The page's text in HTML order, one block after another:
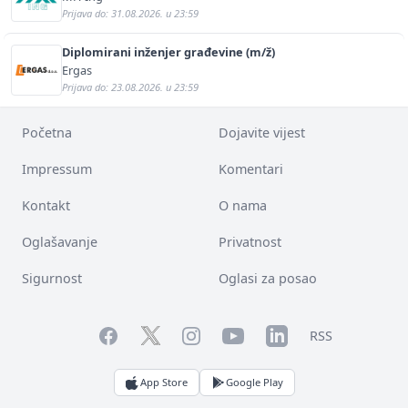
Prijava do: 31.08.2026. u 23:59
Diplomirani inženjer građevine (m/ž)
Ergas
Prijava do: 23.08.2026. u 23:59
Početna Dojavite vijest
Impressum Komentari
Kontakt O nama
Oglašavanje Privatnost
Sigurnost Oglasi za posao
FacebookTwitterInstagramYouTubeLinkedInRSS
App Store Google Play